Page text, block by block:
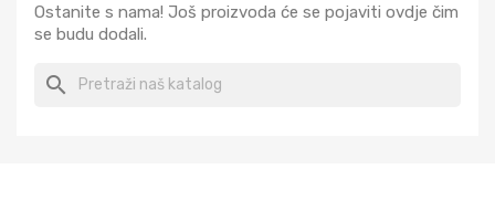
Ostanite s nama! Još proizvoda će se pojaviti ovdje čim
se budu dodali.
search